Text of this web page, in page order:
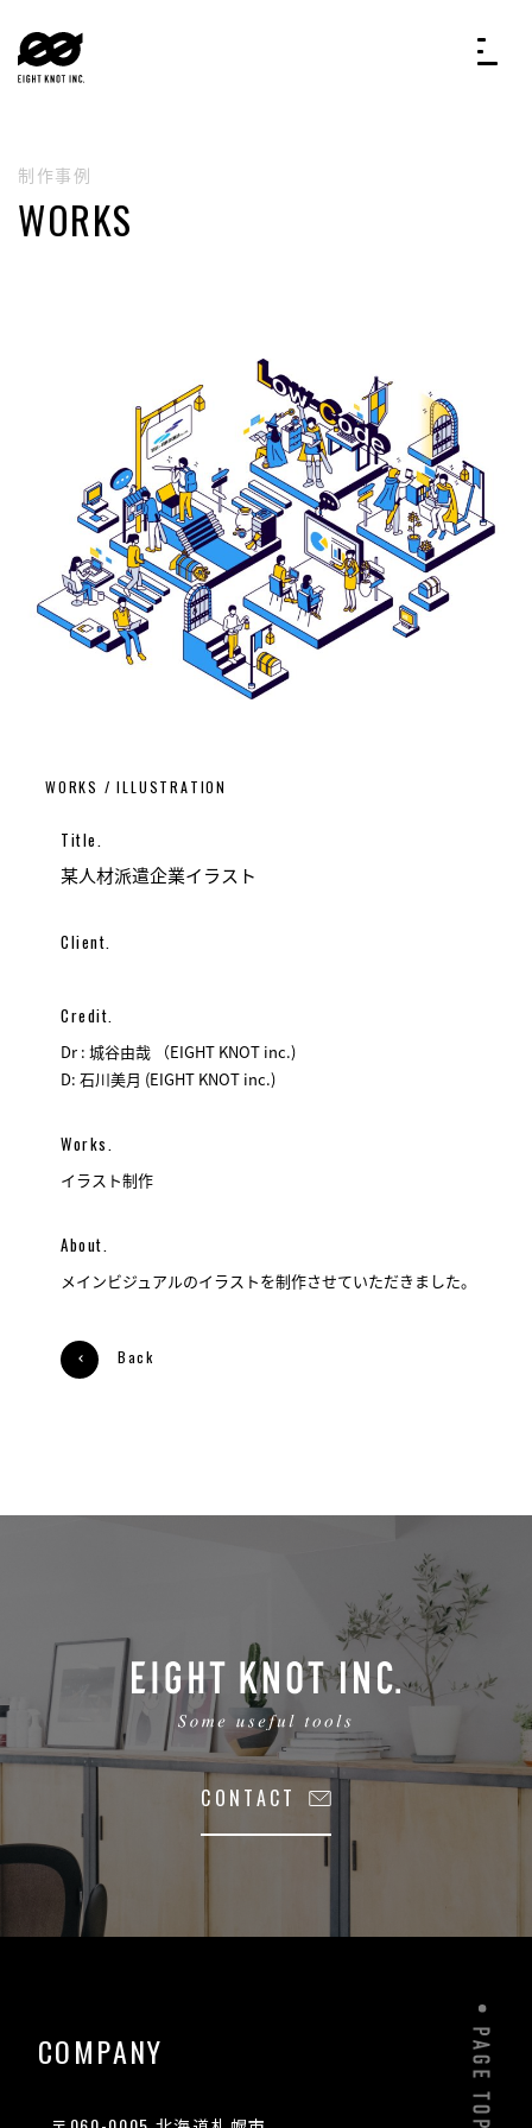
制作事例
WORKS
WORKS / ILLUSTRATION
Title.
某人材派遣企業イラスト
Client.
Credit.
Dr : 城谷由哉 （EIGHT KNOT inc.)
D: 石川美月 (EIGHT KNOT inc.)
Works.
イラスト制作
About.
メインビジュアルのイラストを制作させていただきました。
Back
CONTACT
COMPANY